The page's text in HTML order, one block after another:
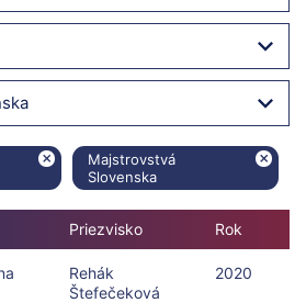
Majstrovstvá
Slovenska
Priezvisko Rok
Rehák
Štefečeková
2020